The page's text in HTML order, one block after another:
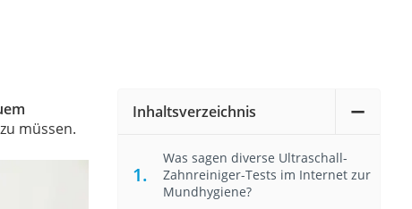
müssen.
Inhaltsverzeichnis
Was sagen diverse Ultraschall-
Zahnreiniger-Tests im Internet zur
Mundhygiene?